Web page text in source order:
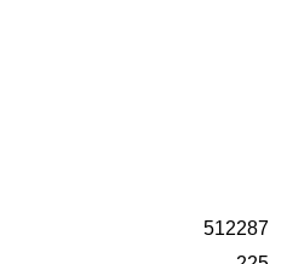
512287